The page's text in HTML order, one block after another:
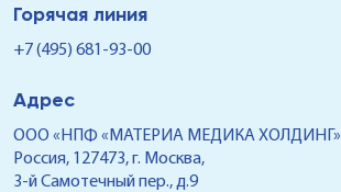
Горячая линия
+7 (495) 681-93-00
Адрес
ООО «НПФ «МАТЕРИА МЕДИКА ХОЛДИНГ»
Россия, 127473, г. Москва,
3-й Самотечный пер., д.9